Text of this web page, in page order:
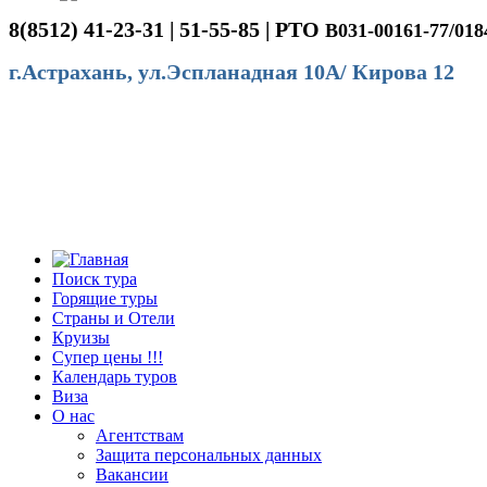
8(8512) 41-23-31 | 51-55-85 | РТО В031-00161-77/
г.Астрахань, ул.Эспланадная 10А/ Кирова 12
Поиск тура
Горящие туры
Страны и Отели
Круизы
Супер цены !!!
Календарь туров
Виза
О нас
Агентствам
Защита персональных данных
Вакансии